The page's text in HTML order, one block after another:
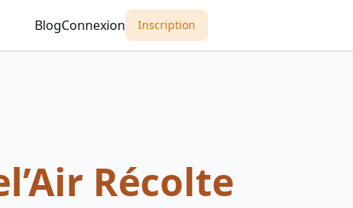
BlogConnexion Inscription
Récolte